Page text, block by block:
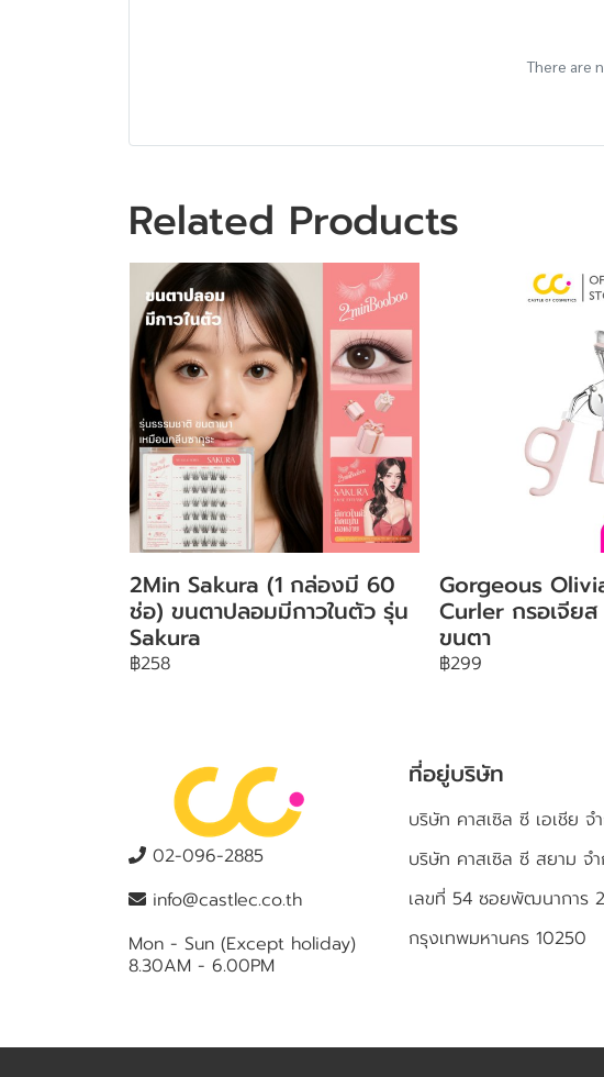
There are
Related Products
2Min Sakura (1 กล่องมี 60
ช่อ) ขนตาปลอมมีกาวในตัว รุ่น
Sakura
฿258
Gorgeous
Curler กรอเจีย
ขนตา
฿299
02-096-2885
info@castlec.co.th
Mon - Sun (Except holiday)
8.30AM - 6.00PM
ที่อยู่บริษัท
บริษัท คาสเซิล ซี เอเชีย จ
บริษัท คาสเซิล ซี สยาม จ
เลขที่ 54 ซอยพัฒนาการ
กรุงเทพมหานคร 10250